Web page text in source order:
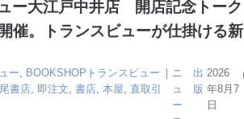
ー大江戸中井店 開店記念トーク
催。トランスビューが仕掛ける新
ー, BOOKSHOPトランスビュー
書店, 即注文, 書店, 本屋, 直取引
｜ ニ
ュ
ー
出
版
2026
年8月7
日